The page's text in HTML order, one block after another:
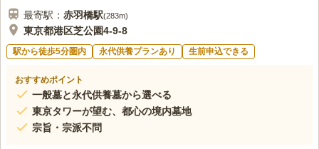
最寄駅： 赤羽橋駅(283m)
東京都港区芝公園4-9-8
駅から徒歩5分圏内 永代供養プランあり 生前申込できる
おすすめポイント
一般墓と永代供養墓から選べる
東京タワーが望む、都心の境内墓地
宗旨・宗派不問